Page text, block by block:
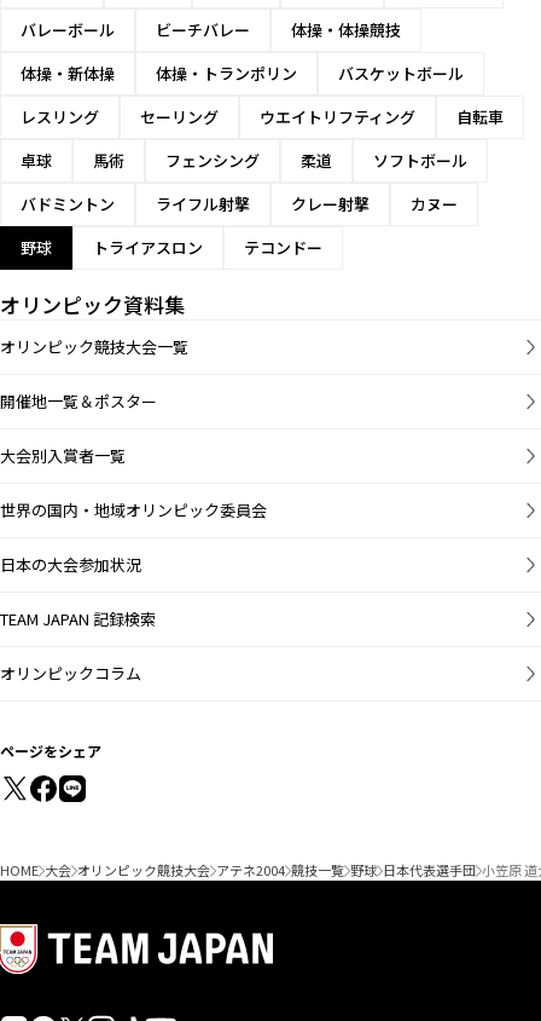
バレーボール
ビーチバレー
体操・体操競技
体操・新体操
体操・トランポリン
バスケットボール
レスリング
セーリング ウエイトリフティング
自転車
卓球
馬術 フェンシング 柔道
ソフトボール
バドミントン
ライフル射撃 クレー射撃
カヌー
野球
トライアスロン テコンドー
オリンピック資料集
オリンピック競技大会一覧
開催地一覧＆ポスター
大会別入賞者一覧
世界の国内・地域オリンピック委員会
日本の大会参加状況
TEAM JAPAN 記録検索
オリンピックコラム
ページをシェア
HOME 大会 オリンピック競技大会 アテネ2004 競技一覧 野球 日本代表選手団 小笠原 道